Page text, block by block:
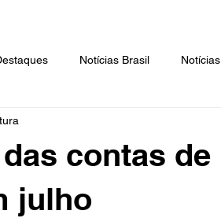
Notícias Brasil
contas de
julho